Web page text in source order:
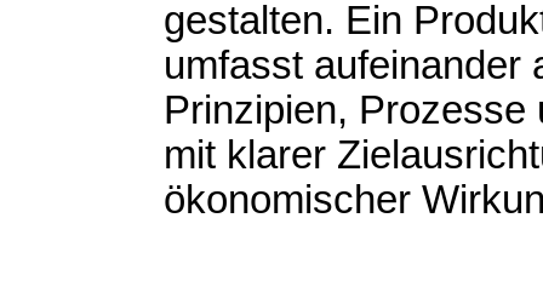
gestalten. Ein
umfasst aufeinander
Prinzipien, Prozesse
mit klarer
ökonomischer